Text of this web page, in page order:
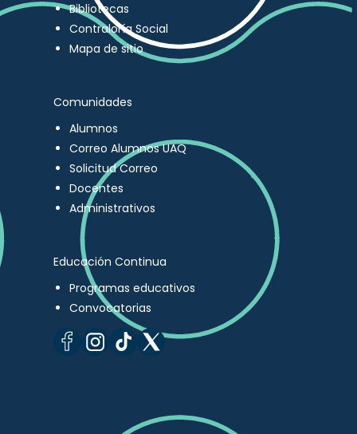
Bibliotecas
Contraloría Social
Mapa de sitio
Comunidades
Alumnos
Correo Alumnos UAQ
Solicitud Correo
Docentes
Administrativos
Educación Continua
Programas educativos
Convocatorias